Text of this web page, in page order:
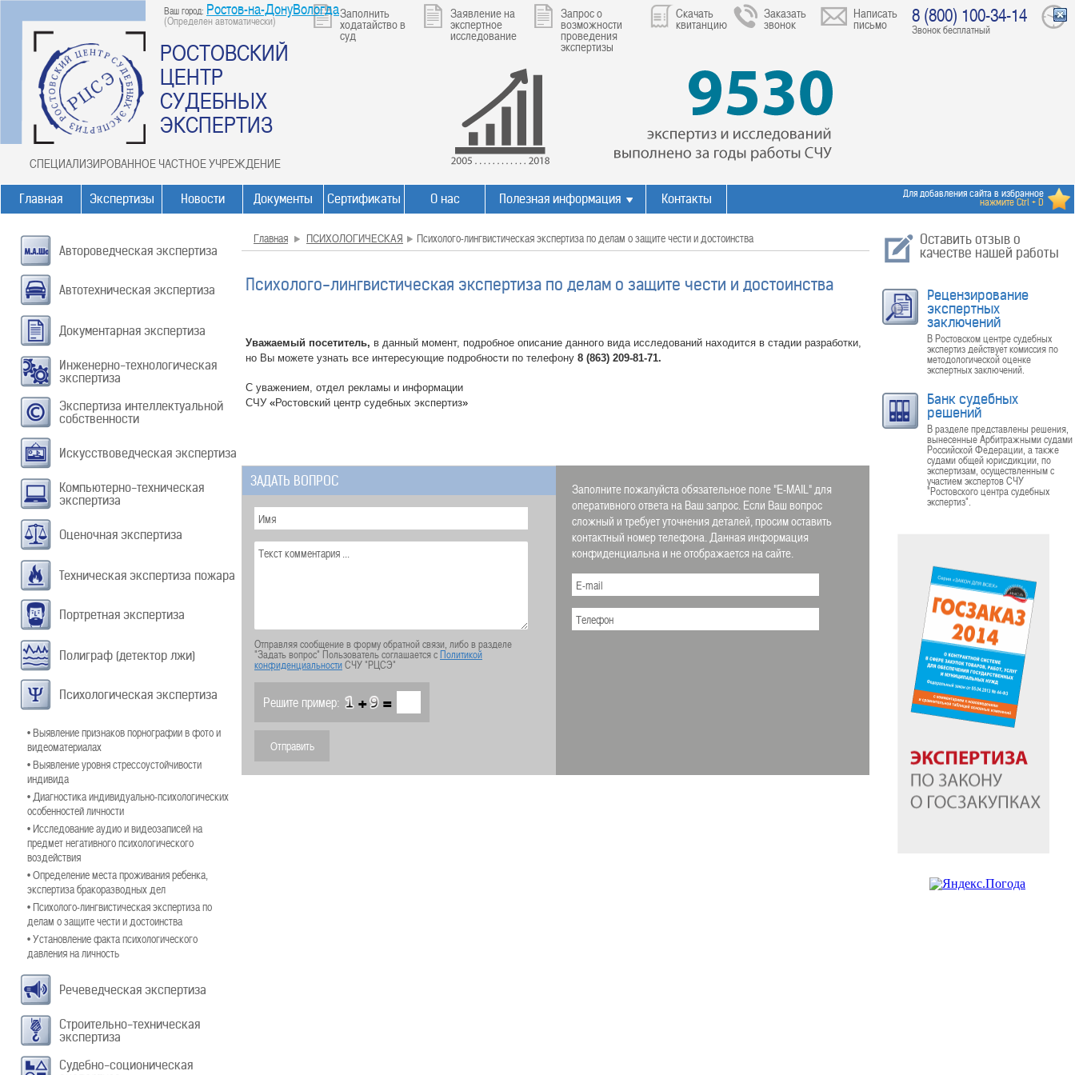
Ваш город: Ростов-на-ДонуВологда
(Определен автоматически)
РОСТОВСКИЙ
ЦЕНТР
СУДЕБНЫХ
ЭКСПЕРТИЗ
СПЕЦИАЛИЗИРОВАННОЕ ЧАСТНОЕ УЧРЕЖДЕНИЕ
Заполнить
ходатайство в
суд
Заявление на
экспертное
исследование
Запрос о
возможности
проведения
экспертизы
Скачать
квитанцию
Заказать
звонок
Написать
письмо 8 (800) 100-34-14
Звонок бесплатный
Главная Экспертизы Новости Документы Сертификаты О нас Полезная информация Контакты Для добавления сайта в избранное
нажмите Ctrl + D
Автороведческая экспертиза
Автотехническая экспертиза
Документарная экспертиза
Инженерно-технологическая
экспертиза
Экспертиза интеллектуальной
собственности
Искусствоведческая экспертиза
Компьютерно-техническая
экспертиза
Оценочная экспертиза
Техническая экспертиза пожара
Портретная экспертиза
Полиграф (детектор лжи)
Психологическая экспертиза
• Выявление признаков порнографии в фото и
видеоматериалах
• Выявление уровня стрессоустойчивости
индивида
• Диагностика индивидуально-психологических
особенностей личности
• Исследование аудио и видеозаписей на
предмет негативного психологического
воздействия
• Определение места проживания ребенка,
экспертиза бракоразводных дел
• Психолого-лингвистическая экспертиза по
делам о защите чести и достоинства
• Установление факта психологического
давления на личность
Речеведческая экспертиза
Строительно-техническая
экспертиза
Судебно-соционическая
Главная ПСИХОЛОГИЧЕСКАЯ Психолого-лингвистическая экспертиза по делам о защите чести и достоинства
Психолого-лингвистическая экспертиза по делам о защите чести и достоинства
Уважаемый посетитель, в данный момент, подробное описание данного вида исследований находится в стадии разработки,
но Вы можете узнать все интересующие подробности по телефону 8 (863) 209-81-71.
С уважением, отдел рекламы и информации
СЧУ «Ростовский центр судебных экспертиз»
ЗАДАТЬ ВОПРОС
Отправляя сообщение в форму обратной связи, либо в разделе
"Задать вопрос" Пользователь соглашается сПолитикой
конфиденциальностиСЧУ "РЦСЭ"
Решите пример: + =
Заполните пожалуйста обязательное поле "E-MAIL" для
оперативного ответа на Ваш запрос. Если Ваш вопрос
сложный и требует уточнения деталей, просим оставить
контактный номер телефона. Данная информация
конфиденциальна и не отображается на сайте.
Оставить отзыв о
качестве нашей работы
Рецензирование
экспертных
заключений
В Ростовском центре судебных
экспертиз действует комиссия по
методологической оценке
экспертных заключений.
Банк судебных
решений
В разделе представлены решения,
вынесенные Арбитражными судами
Российской Федерации, а также
судами общей юрисдикции, по
экспертизам, осуществленным с
участием экспертов СЧУ
"Ростовского центра судебных
экспертиз".